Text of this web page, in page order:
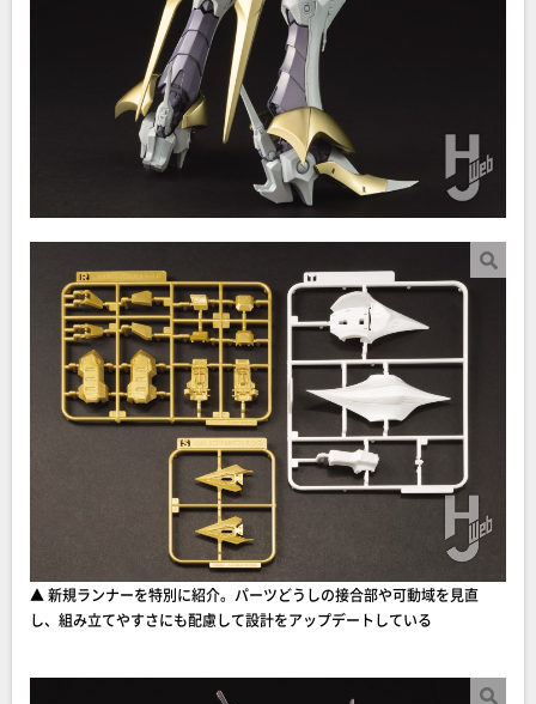
▲ 新規ランナーを特別に紹介。パーツどうしの接合部や可動域を見直
し、組み立てやすさにも配慮して設計をアップデートしている